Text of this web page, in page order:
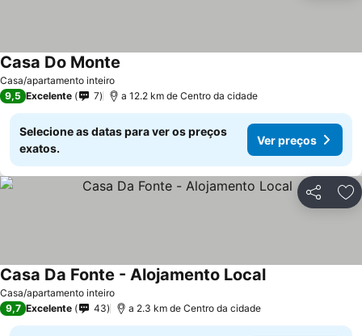
Casa/apartamento inteiro
Casa Do Monte
9,5 Excelente 7 a 12.2 km de Centro da cidade
Selecione as datas para ver os preços
exatos.
Ver preços
Partilhar
Casa/apartamento inteiro
Casa Da Fonte - Alojamento LocalVer preços
9,7 Excelente 43 a 2.3 km de Centro da cidade